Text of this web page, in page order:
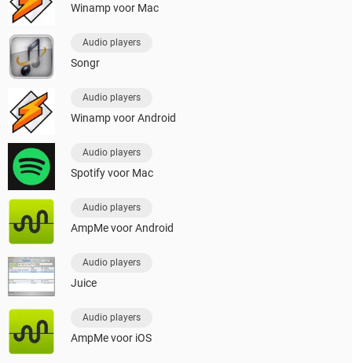
Winamp voor Mac
Audio players
Songr
Audio players
Winamp voor Android
Audio players
Spotify voor Mac
Audio players
AmpMe voor Android
Audio players
Juice
Audio players
AmpMe voor iOS